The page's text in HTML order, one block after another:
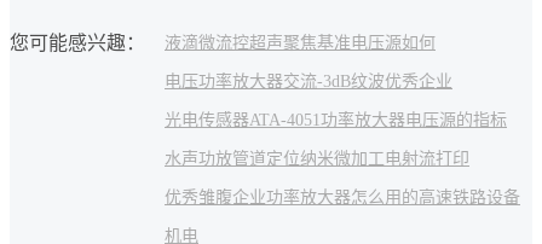
您可能感兴趣： 液滴微流控超声聚焦基准电压源如何
电压功率放大器交流-3dB纹波优秀企业
光电传感器ATA-4051功率放大器电压源的指标
水声功放管道定位纳米微加工 电射流打印
优秀雏腹企业功率放大器怎么用的高速铁路设备
机电